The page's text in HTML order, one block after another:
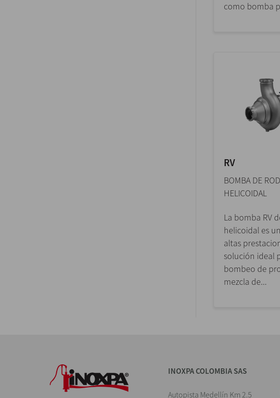
como bomba
RV
BOMBA DE
HELICOIDAL
La bomba RV
helicoidal es
altas
solución ideal
bombeo de
mezcla de...
INOXPA COLOMBIA SAS
Autopista Medellín Km 2.5